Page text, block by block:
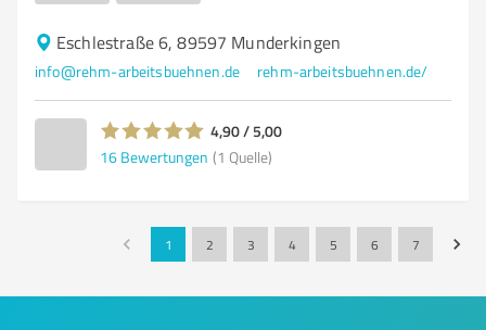
Eschlestraße 6, 89597 Munderkingen
info@rehm-arbeitsbuehnen.de rehm-arbeitsbuehnen.de/
4,90 / 5,00
16 Bewertungen (1 Quelle)
1 2 3 4 5 6 7